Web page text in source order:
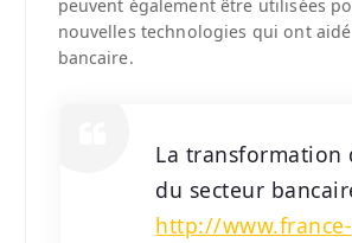
peuvent également être utilisées
nouvelles technologies qui ont
bancaire.
La transformation
du secteur
http://www.france-